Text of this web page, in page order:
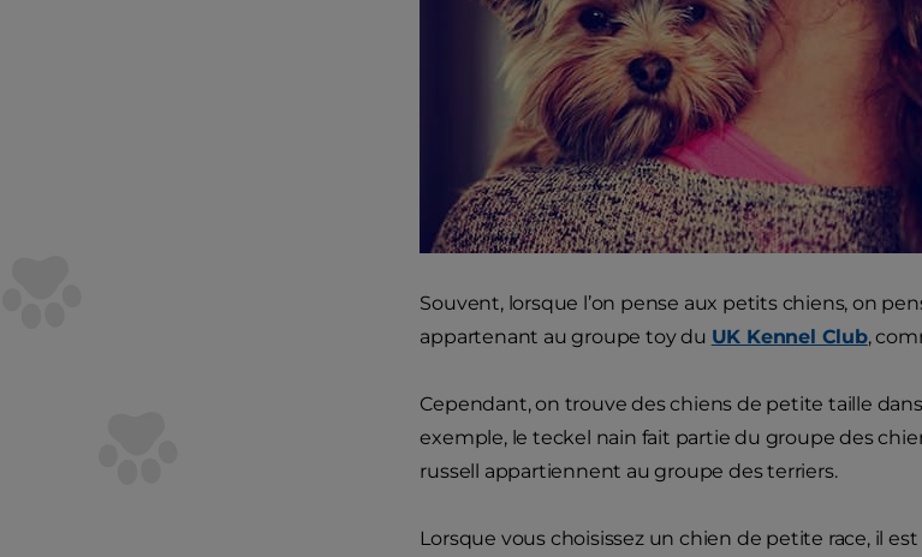
Souvent, lorsque l’on pense aux petits chiens, on
appartenant au groupe toy du UK Kennel Club,
Cependant, on trouve des chiens de petite taille
exemple, le teckel nain fait partie du groupe des
russell appartiennent au groupe des terriers.
Lorsque vous choisissez un chien de petite race, il